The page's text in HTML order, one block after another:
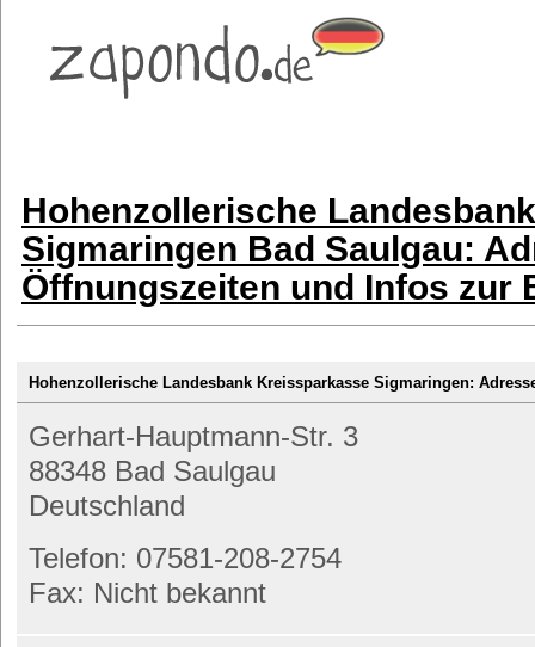
Hohenzollerische
Sigmaringen Bad Saulgau:
Öffnungszeiten und Infos zur
Hohenzollerische Landesbank Kreissparkasse Sigmaringen:
Gerhart-Hauptmann-Str. 3
88348 Bad Saulgau
Deutschland
Telefon: 07581-208-2754
Fax: Nicht bekannt